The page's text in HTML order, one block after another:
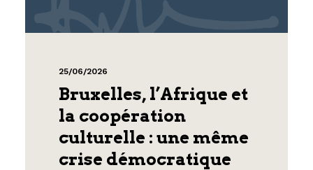
25/06/2026
Bruxelles, l’Afrique et
la coopération
culturelle : une même
crise démocratique